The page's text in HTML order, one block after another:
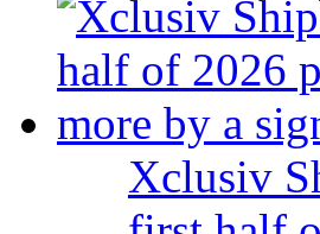
Xclusiv